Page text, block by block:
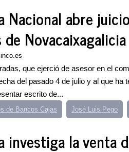
Nacional abre
Novacaixagalicia
que ejerció de asesor en el
del pasado 4 de julio y al que ha
escrito de...
de Bancos Cajas José Luis Pego
investiga la venta